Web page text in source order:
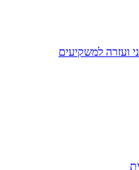
ועזרה למשקיעים